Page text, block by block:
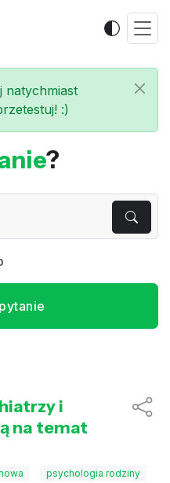
natychmiast
:)
?
i
na temat
psychologia rodziny